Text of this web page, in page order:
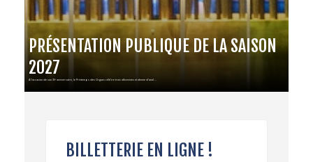
PRÉSENTATION PUBLIQUE DE LA SAISON
2027
À l’occasion de son 35ᵉ anniversaire, le Printemps des Orgues célèbre trois décennies et demie d’aud ...
BILLETTERIE EN LIGNE !